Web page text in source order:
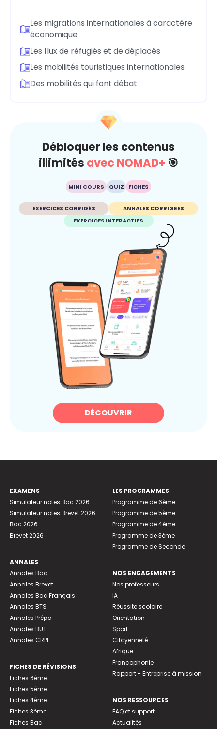
Les migrations internationales à caractère
économique
Les flux de réfugiés et de déplacés
Les mobilités touristiques internationales
Des mobilités qui font débat
Débloquer les contenus
illimités avec NOMAD+ 🎯
MINI COURS QUIZ FICHES
EXERCICES CORRIGÉS
ANNALES CORRIGÉES
EXERCICES INTERACTIFS
DÉCOUVRIR
EXAMENS
Simulateur notes Bac 2026
Simulateur notes Brevet 2026
Bac 2026
Brevet 2026
ANNALES
Annales Bac
Annales Brevet
Annales Bac Français
Annales BTS
Annales Prépa
Annales BUT
Annales CRPE
FICHES DE RÉVISIONS
Fiches 6ème
Fiches 5ème
Fiches 4ème
Fiches 3ème
Fiches Bac
LES PROGRAMMES
Programme de 6ème
Programme de 5ème
Programme de 4ème
Programme de 3ème
Programme de Seconde
NOS ENGAGEMENTS
Nos professeurs
IA
Réussite scolaire
Orientation
Sport
Citoyenneté
Afrique
Francophonie
Rapport - Entreprise à mission
NOS RESSOURCES
FAQ et support
Actualités